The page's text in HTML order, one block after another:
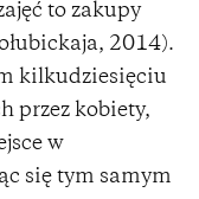
to zakupy
2014).
kilkudziesięciu
przez kobiety,
w
się tym samym